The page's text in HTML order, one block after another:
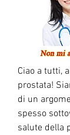
Ciao a tutti,
prostata!
di un
spesso
salute della